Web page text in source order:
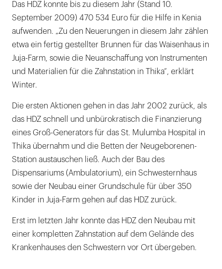
Das HDZ konnte bis zu diesem Jahr (Stand 10.
September 2009) 470 534 Euro für die Hilfe in Kenia
aufwenden. „Zu den Neuerungen in diesem Jahr zählen
etwa ein fertig gestellter Brunnen für das Waisenhaus in
Juja-Farm, sowie die Neuanschaffung von Instrumenten
und Materialien für die Zahnstation in Thika“, erklärt
Winter.
Die ersten Aktionen gehen in das Jahr 2002 zurück, als
das HDZ schnell und unbürokratisch die Finanzierung
eines Groß-Generators für das St. Mulumba Hospital in
Thika übernahm und die Betten der Neugeborenen-
Station austauschen ließ. Auch der Bau des
Dispensariums (Ambulatorium), ein Schwesternhaus
sowie der Neubau einer Grundschule für über 350
Kinder in Juja-Farm gehen auf das HDZ zurück.
Erst im letzten Jahr konnte das HDZ den Neubau mit
einer kompletten Zahnstation auf dem Gelände des
Krankenhauses den Schwestern vor Ort übergeben.